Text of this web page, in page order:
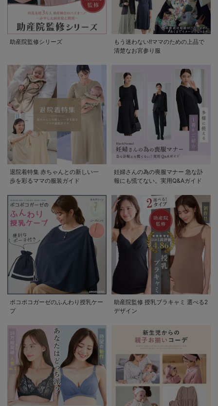
助産院監修シリーズ
もう迷わない!!ママのための上品で
清楚なお宮参り服
退院着特集 赤ちゃんとの新しい一
歩を彩るママの服装ガイド
妊婦さんの為の喪服マナー 急な訃
報にも慌てない。実用Q&Aガイド
ポコポコガーゼのふんわり授乳ケー
プ
助産院監修 授乳ブラキャミ 選べる2
デザイン